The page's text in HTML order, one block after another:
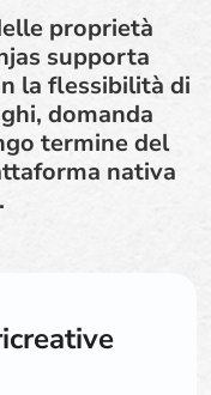
proprietà
supporta
la flessibilità di
domanda
termine del
nativa